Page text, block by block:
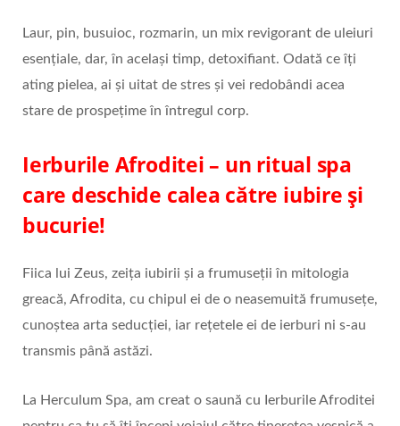
Laur, pin, busuioc, rozmarin, un mix revigorant de uleiuri
esențiale, dar, în același timp, detoxifiant. Odată ce îți
ating pielea, ai și uitat de stres și vei redobândi acea
stare de prospețime în întregul corp.
Ierburile Afroditei – un ritual spa
care deschide calea către iubire și
bucurie!
Fiica lui Zeus, zeița iubirii și a frumuseții în mitologia
greacă, Afrodita, cu chipul ei de o neasemuită frumusețe,
cunoștea arta seducției, iar rețetele ei de ierburi ni s-au
transmis până astăzi.
La Herculum Spa, am creat o saună cu Ierburile Afroditei